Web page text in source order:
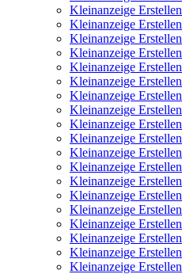
Kleinanzeige Erstellen
Kleinanzeige Erstellen
Kleinanzeige Erstellen
Kleinanzeige Erstellen
Kleinanzeige Erstellen
Kleinanzeige Erstellen
Kleinanzeige Erstellen
Kleinanzeige Erstellen
Kleinanzeige Erstellen
Kleinanzeige Erstellen
Kleinanzeige Erstellen
Kleinanzeige Erstellen
Kleinanzeige Erstellen
Kleinanzeige Erstellen
Kleinanzeige Erstellen
Kleinanzeige Erstellen
Kleinanzeige Erstellen
Kleinanzeige Erstellen
Kleinanzeige Erstellen